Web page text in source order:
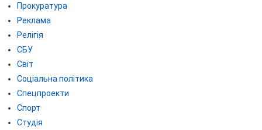
Прокуратура
Реклама
Релігія
СБУ
Світ
Соціальна політика
Спецпроекти
Спорт
Студія